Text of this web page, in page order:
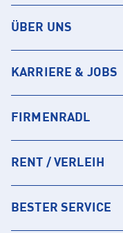
ÜBER UNS
KARRIERE & JOBS
FIRMENRADL
RENT / VERLEIH
BESTER SERVICE